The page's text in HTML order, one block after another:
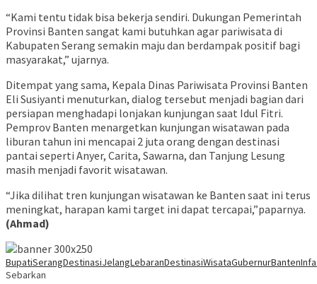
“Kami tentu tidak bisa bekerja sendiri. Dukungan Pemerintah
Provinsi Banten sangat kami butuhkan agar pariwisata di
Kabupaten Serang semakin maju dan berdampak positif bagi
masyarakat,” ujarnya.
Ditempat yang sama, Kepala Dinas Pariwisata Provinsi Banten
Eli Susiyanti menuturkan, dialog tersebut menjadi bagian dari
persiapan menghadapi lonjakan kunjungan saat Idul Fitri.
Pemprov Banten menargetkan kunjungan wisatawan pada
liburan tahun ini mencapai 2 juta orang dengan destinasi
pantai seperti Anyer, Carita, Sawarna, dan Tanjung Lesung
masih menjadi favorit wisatawan.
“Jika dilihat tren kunjungan wisatawan ke Banten saat ini terus
meningkat, harapan kami target ini dapat tercapai,”paparnya.
(Ahmad)
BupatiSerangDestinasiJelangLebaranDestinasiWisataGubernurBanten
Sebarkan